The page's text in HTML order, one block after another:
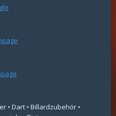
• Dart • Billardzubehör •